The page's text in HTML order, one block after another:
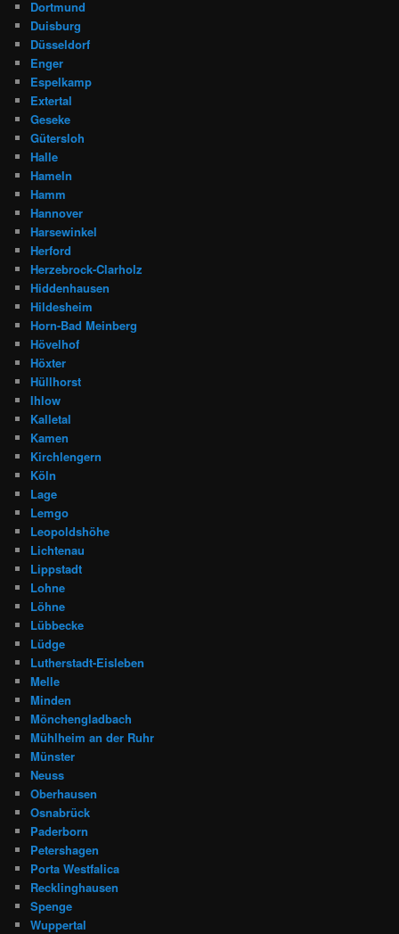
Dortmund
Duisburg
Düsseldorf
Enger
Espelkamp
Extertal
Geseke
Gütersloh
Halle
Hameln
Hamm
Hannover
Harsewinkel
Herford
Herzebrock-Clarholz
Hiddenhausen
Hildesheim
Horn-Bad Meinberg
Hövelhof
Höxter
Hüllhorst
Ihlow
Kalletal
Kamen
Kirchlengern
Köln
Lage
Lemgo
Leopoldshöhe
Lichtenau
Lippstadt
Lohne
Löhne
Lübbecke
Lüdge
Lutherstadt-Eisleben
Melle
Minden
Mönchengladbach
Mühlheim an der Ruhr
Münster
Neuss
Oberhausen
Osnabrück
Paderborn
Petershagen
Porta Westfalica
Recklinghausen
Spenge
Wuppertal